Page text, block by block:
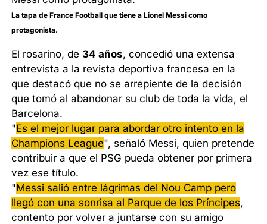
La tapa de France Football que tiene a Lionel Messi como
protagonista.
El rosarino, de 34 años, concedió una extensa
entrevista a la revista deportiva francesa en la
que destacó que no se arrepiente de la decisión
que tomó al abandonar su club de toda la vida, el
Barcelona.
"Es el mejor lugar para abordar otro intento en la
Champions League", señaló Messi, quien pretende
contribuir a que el PSG pueda obtener por primera
vez ese título.
"Messi salió entre lágrimas del Nou Camp pero
llegó con una sonrisa al Parque de los Príncipes,
contento por volver a juntarse con su amigo